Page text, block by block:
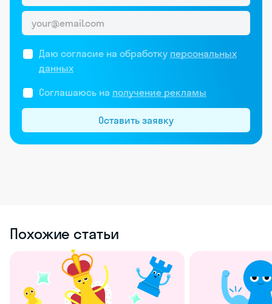
Даю согласие на обработку персональных
данных
Соглашаюсь на получение рекламы
Оставить заявку
Похожие статьи